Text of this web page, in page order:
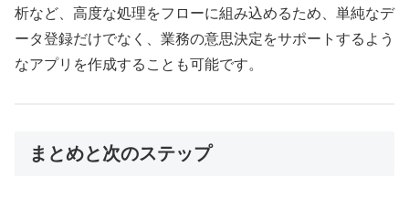
析など、高度な処理をフローに組み込めるため、単純なデ
ータ登録だけでなく、業務の意思決定をサポートするよう
なアプリを作成することも可能です。
まとめと次のステップ